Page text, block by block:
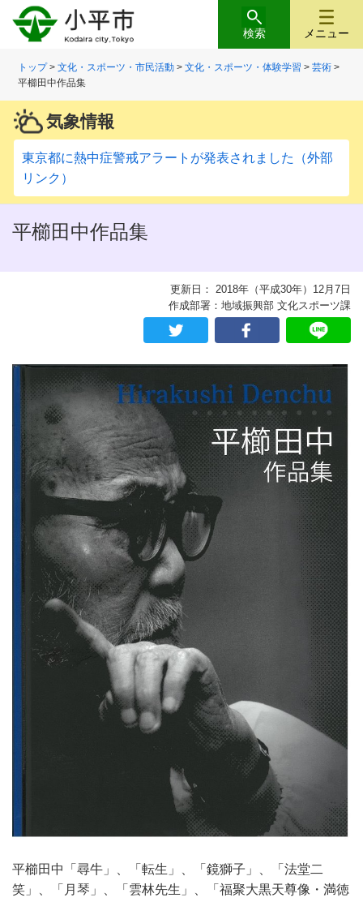
メニュー
検索
トップ>文化・スポーツ・市民活動 >文化・スポーツ・体験学習 >芸術 >
平櫛田中作品集
気象情報
東京都に熱中症警戒アラートが発表されました（外部
リンク）
平櫛田中作品集
更新日： 2018年（平成30年）12月7日
作成部署：地域振興部 文化スポーツ課
平櫛田中「尋牛」、「転生」、「鏡獅子」、「法堂二
笑」、「月琴」、「雲林先生」、「福聚大黒天尊像・満徳